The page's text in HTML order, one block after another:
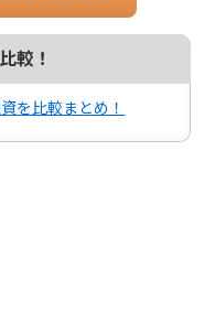
較！
を比較まとめ！